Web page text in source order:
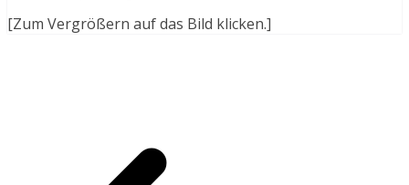
[Zum Vergrößern auf das Bild klicken.]